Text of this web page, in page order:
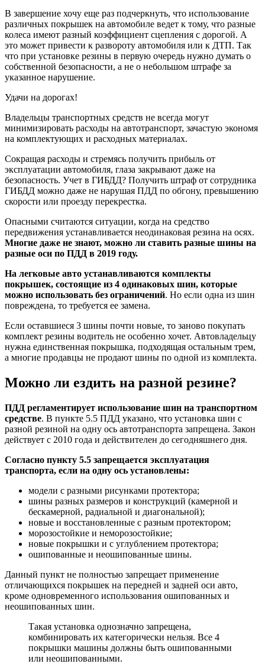
В завершение хочу еще раз подчеркнуть, что использование
различных покрышек на автомобиле ведет к тому, что разные
колеса имеют разный коэффициент сцепления с дорогой. А
это может привести к развороту автомобиля или к ДТП. Так
что при установке резины в первую очередь нужно думать о
собственной безопасности, а не о небольшом штрафе за
указанное нарушение.
Удачи на дорогах!
Владельцы транспортных средств не всегда могут
минимизировать расходы на автотранспорт, зачастую экономя
на комплектующих и расходных материалах.
Сокращая расходы и стремясь получить прибыль от
эксплуатации автомобиля, глаза закрывают даже на
безопасность. Учет в ГИБДД? Получить штраф от сотрудника
ГИБДД можно даже не нарушая ПДД по обгону, превышению
скорости или проезду перекрестка.
Опасными считаются ситуации, когда на средство
передвижения устанавливается неодинаковая резина на осях.
Многие даже не знают, можно ли ставить разные шины на
разные оси по ПДД в 2019 году.
На легковые авто устанавливаются комплекты
покрышек, состоящие из 4 одинаковых шин, которые
можно использовать без ограничений. Но если одна из шин
повреждена, то требуется ее замена.
Если оставшиеся 3 шины почти новые, то заново покупать
комплект резины водитель не особенно хочет. Автовладельцу
нужна единственная покрышка, подходящая остальным трем,
а многие продавцы не продают шины по одной из комплекта.
Можно ли ездить на разной резине?
ПДД регламентирует использование шин на транспортном
средстве. В пункте 5.5 ПДД указано, что установка шин с
разной резиной на одну ось автотранспорта запрещена. Закон
действует с 2010 года и действителен до сегодняшнего дня.
Согласно пункту 5.5 запрещается эксплуатация
транспорта, если на одну ось установлены:
модели с разными рисунками протектора;
шины разных размеров и конструкций (камерной и
бескамерной, радиальной и диагональной);
новые и восстановленные с разным протектором;
морозостойкие и неморозостойкие;
новые покрышки и с углублением протектора;
ошипованные и неошипованные шины.
Данный пункт не полностью запрещает применение
отличающихся покрышек на передней и задней оси авто,
кроме одновременного использования ошипованных и
неошипованных шин.
Такая установка однозначно запрещена,
комбинировать их категорически нельзя. Все 4
покрышки машины должны быть ошипованными
или неошипованными.